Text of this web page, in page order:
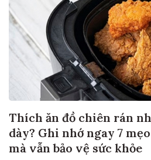
Thích ăn đồ chiên rán
dày? Ghi nhớ ngay 7
mà vẫn bảo vệ sức khỏe